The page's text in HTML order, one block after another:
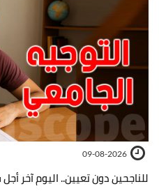
09-08-2026
للناجحين دون تعيين.. اليوم آخر